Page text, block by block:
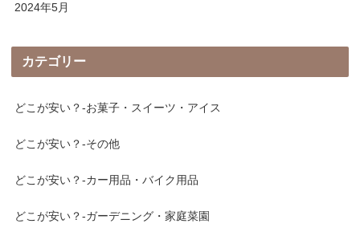
2024年5月
カテゴリー
どこが安い？-お菓子・スイーツ・アイス
どこが安い？-その他
どこが安い？-カー用品・バイク用品
どこが安い？-ガーデニング・家庭菜園